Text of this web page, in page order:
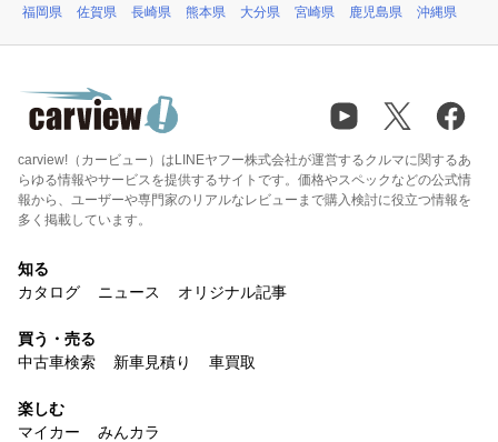
福岡県
佐賀県 長崎県 熊本県 大分県 宮崎県 鹿児島県 沖縄県
carview!（カービュー）はLINEヤフー株式会社が運営するクルマに関するあ
らゆる情報やサービスを提供するサイトです。価格やスペックなどの公式情
報から、ユーザーや専門家のリアルなレビューまで購入検討に役立つ情報を
多く掲載しています。
知る
カタログ
ニュース オリジナル記事
買う・売る
中古車検索
新車見積り 車買取
楽しむ
マイカー
みんカラ